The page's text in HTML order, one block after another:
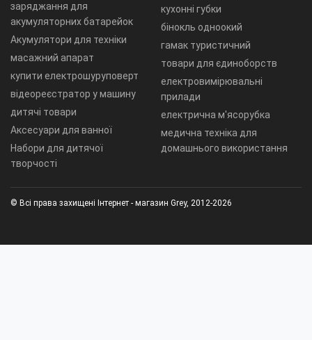
заряджання для
акумуляторних батарейок
Акумулятори для техніки
масажний апарат
купити електрошуруповерт
відеореєстратор у машину
дитячі товари
Аксесуари для ванної
Набори для дитячої
творчості
кухонні губки
бінокль одноокий
гамак туристичний
товари для єдиноборств
електровимірювальні
прилади
електрична м'ясорубка
медична техніка для
домашнього використання
© Всі права захищені Інтернет - магазин Grey, 2012-2026